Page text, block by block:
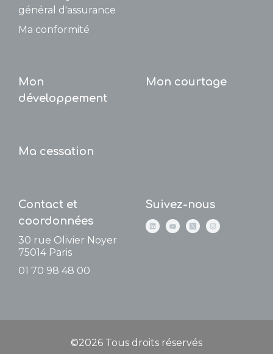
général d'assurance
Ma conformité
Mon
développement
Mon courtage
Ma cessation
Contact et
coordonnées
30 rue Olivier Noyer
75014 Paris
01 70 98 48 00
Suivez-nous
©2026 Tous droits réservés